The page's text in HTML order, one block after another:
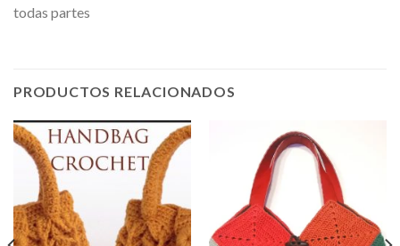
todas partes
PRODUCTOS RELACIONADOS